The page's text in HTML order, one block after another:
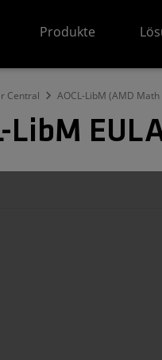
Produkte
Central AOCL-LibM (AMD
LibM